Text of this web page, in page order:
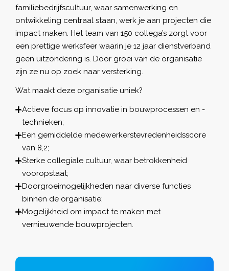
familiebedrijfscultuur, waar samenwerking en
ontwikkeling centraal staan, werk je aan projecten die
impact maken. Het team van 150 collega’s zorgt voor
een prettige werksfeer waarin je 12 jaar dienstverband
geen uitzondering is. Door groei van de organisatie
zijn ze nu op zoek naar versterking.
Wat maakt deze organisatie uniek?
Actieve focus op innovatie in bouwprocessen en -
technieken;
Een gemiddelde medewerkerstevredenheidsscore
van 8,2;
Sterke collegiale cultuur, waar betrokkenheid
vooropstaat;
Doorgroeimogelijkheden naar diverse functies
binnen de organisatie;
Mogelijkheid om impact te maken met
vernieuwende bouwprojecten.